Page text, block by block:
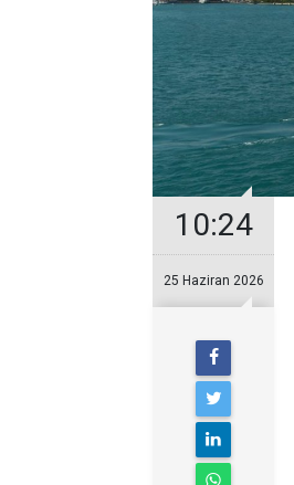
10:24
25 Haziran 2026